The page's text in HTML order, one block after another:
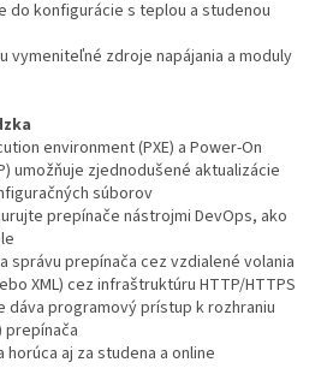
do konfigurácie s teplou a studenou
vymeniteľné zdroje napájania a moduly
environment (PXE) a Power-On
umožňuje zjednodušené aktualizácie
súborov
prepínače nástrojmi DevOps, ako
správu prepínača cez vzdialené volania
XML) cez infraštruktúru HTTP/HTTPS
dáva programový prístup k rozhraniu
prepínača
horúca aj za studena a online